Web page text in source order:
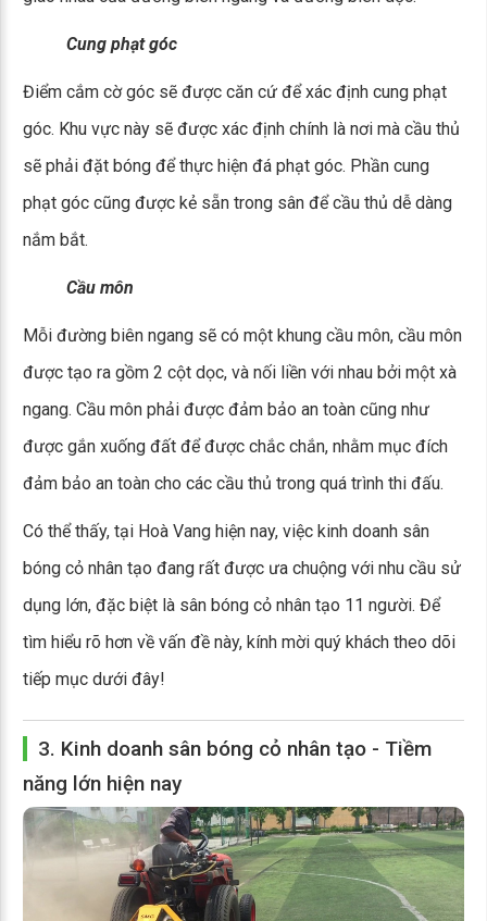
Cung phạt góc
Điểm cắm cờ góc sẽ được căn cứ để xác định cung phạt
góc. Khu vực này sẽ được xác định chính là nơi mà cầu thủ
sẽ phải đặt bóng để thực hiện đá phạt góc. Phần cung
phạt góc cũng được kẻ sẵn trong sân để cầu thủ dễ dàng
nắm bắt.
Cầu môn
Mỗi đường biên ngang sẽ có một khung cầu môn, cầu môn
được tạo ra gồm 2 cột dọc, và nối liền với nhau bởi một xà
ngang. Cầu môn phải được đảm bảo an toàn cũng như
được gắn xuống đất để được chắc chắn, nhằm mục đích
đảm bảo an toàn cho các cầu thủ trong quá trình thi đấu.
Có thể thấy, tại Hoà Vang hiện nay, việc kinh doanh sân
bóng cỏ nhân tạo đang rất được ưa chuộng với nhu cầu sử
dụng lớn, đặc biệt là sân bóng cỏ nhân tạo 11 người. Để
tìm hiểu rõ hơn về vấn đề này, kính mời quý khách theo dõi
tiếp mục dưới đây!
3. Kinh doanh sân bóng cỏ nhân tạo - Tiềm
năng lớn hiện nay